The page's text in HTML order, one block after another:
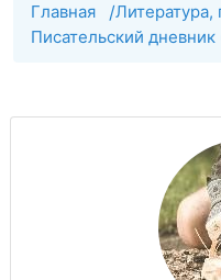
Главная /Литература,
Писательский